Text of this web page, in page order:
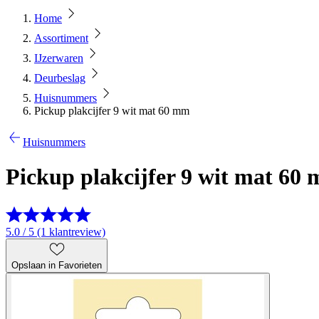
Home
Assortiment
IJzerwaren
Deurbeslag
Huisnummers
Pickup plakcijfer 9 wit mat 60 mm
Huisnummers
Pickup plakcijfer 9 wit mat 60
5.0 / 5 (1 klantreview)
Opslaan in Favorieten